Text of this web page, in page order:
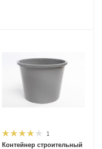
1
Контейнер строительный